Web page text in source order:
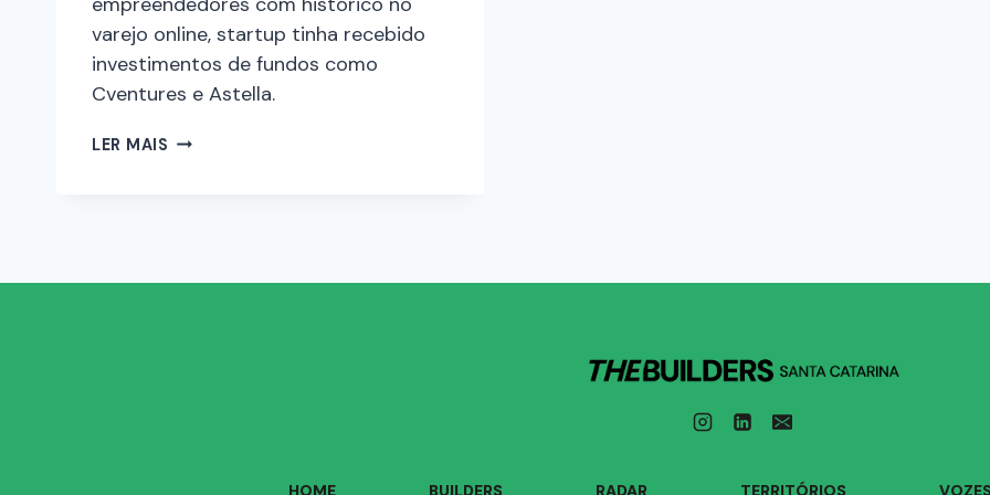
varejo online, startup tinha recebido
investimentos de fundos como
Cventures e Astella.
LER MAIS
HOME BUILDERS RADAR TERRITÓRIOS VOZES